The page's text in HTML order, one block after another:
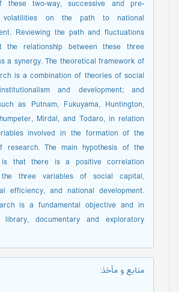
these two-way, successive and pre-
volatilities on the path to national
Reviewing the path and fluctuations
the relationship between these three
a synergy. The theoretical framework of
is a combination of theories of social
and development; and
as Putnam, Fukuyama, Huntington,
Mirdal, and Todaro, in relation
involved in the formation of the
research. The main hypothesis of the
is that there is a positive correlation
the three variables of social capital,
efficiency, and national development.
is a fundamental objective and in
library, documentary and exploratory
منابع و مأخذ: